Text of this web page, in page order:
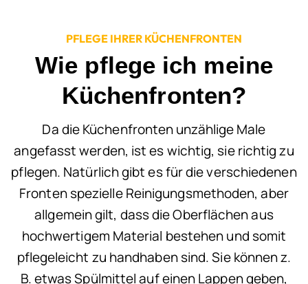
PFLEGE IHRER KÜCHENFRONTEN
Wie pflege ich meine
Küchenfronten?
Da die Küchenfronten unzählige Male
angefasst werden, ist es wichtig, sie richtig zu
pflegen. Natürlich gibt es für die verschiedenen
Fronten spezielle Reinigungsmethoden, aber
allgemein gilt, dass die Oberflächen aus
hochwertigem Material bestehen und somit
pflegeleicht zu handhaben sind. Sie können z.
B. etwas Spülmittel auf einen Lappen geben,